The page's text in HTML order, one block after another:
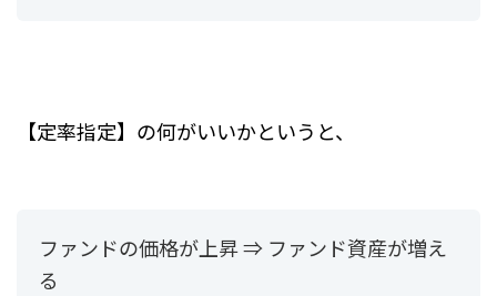
【定率指定】の何がいいかというと、
ファンドの価格が上昇 ⇒ ファンド資産が増え
る